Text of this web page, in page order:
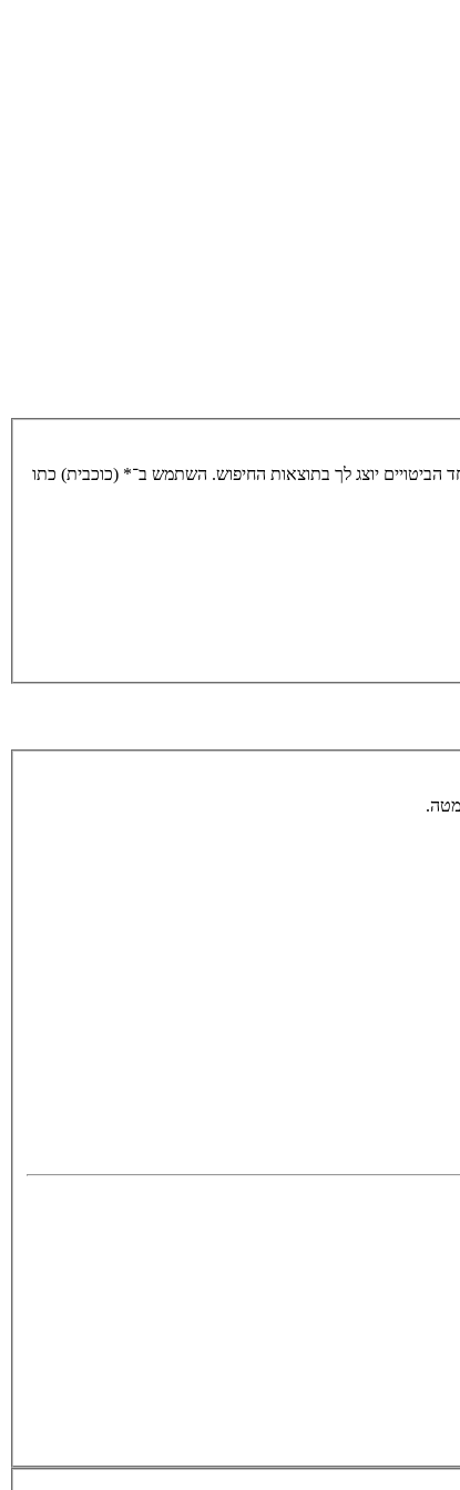
הביטויים יוצג לך בתוצאות החיפוש. השתמש ב־* (כוכבית) כתו